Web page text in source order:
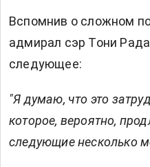
Вспомнив о сложном
адмирал сэр Тони
следующее:
"Я думаю, что это
которое, вероятно,
следующие несколько